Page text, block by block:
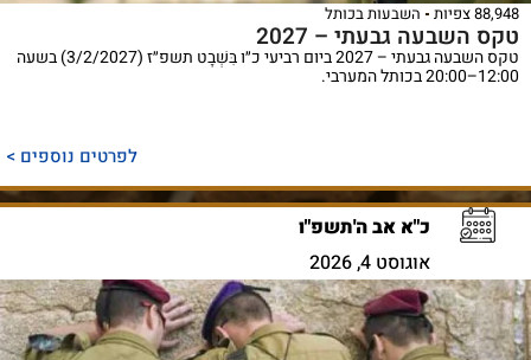
88,948 צפיות השבעות בכותל
טקס השבעה גבעתי – 2027
טקס השבעה גבעתי – 2027 ביום רביעי כ״ו בִּשְׁבָט תשפ״ז (3/2/2027) בשעה
12:00–20:00 בכותל המערבי.
לפרטים נוספים >
כ"א אב ה'תשפ"ו
אוגוסט 4, 2026